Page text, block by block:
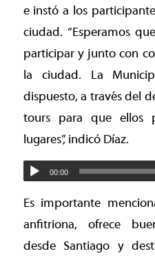
e instó a los
ciudad. “Esperamos
participar y junto con
la ciudad. La
dispuesto, a través del
tours para que ellos
lugares”, indicó Díaz.
00:00
Es importante
anfitriona, ofrece
desde Santiago y